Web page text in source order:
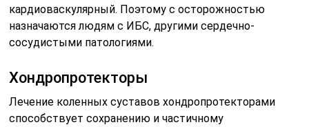
кардиоваскулярный. Поэтому с осторожностью
назначаются людям с ИБС, другими сердечно-
сосудистыми патологиями.
Хондропротекторы
Лечение коленных суставов хондропротекторами
способствует сохранению и частичному